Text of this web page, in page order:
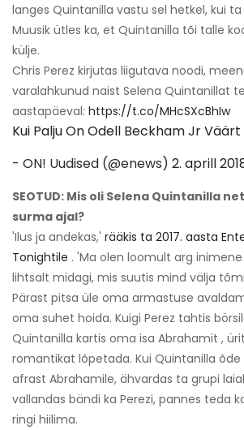
langes Quintanilla vastu sel hetkel, kui
Muusik ütles ka, et Quintanilla tõi talle
külje.
Chris Perez kirjutas liigutava noodi,
varalahkunud naist Selena Quintanillat
aastapäeval: https://t.co/MHcSXcBhIw
Kui Palju On Odell Beckham Jr Väärt
- ON! Uudised (@enews) 2. aprill
SEOTUD: Mis oli Selena Quintanilla
surma ajal?
'Ilus ja andekas,' rääkis ta 2017. aasta
Tonightile . 'Ma olen loomult arg
lihtsalt midagi, mis suutis mind välja
Pärast pitsa üle oma armastuse
oma suhet hoida. Kuigi Perez tahtis
Quintanilla kartis oma isa Abrahamit ,
romantikat lõpetada. Kui Quintanilla
afrast Abrahamile, ähvardas ta grupi
vallandas bändi ka Perezi, pannes teda
ringi hiilima.